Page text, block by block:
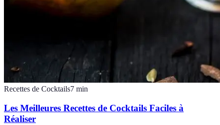
Recettes de Cocktails7 min
Les Meilleures Recettes de Cocktails Faciles à
Réaliser